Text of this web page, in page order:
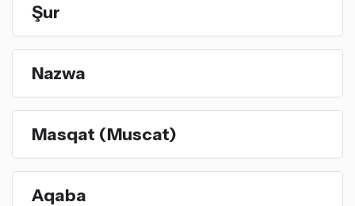
Şur
Nazwa
Masqat (Muscat)
Aqaba